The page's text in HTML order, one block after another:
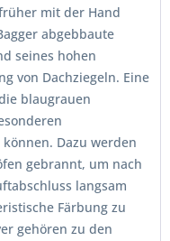
mit der Hand
abgebbaute
seines hohen
von Dachziegeln. Eine
blaugrauen
Dazu werden
gebrannt, um nach
langsam
Färbung zu
gehören zu den